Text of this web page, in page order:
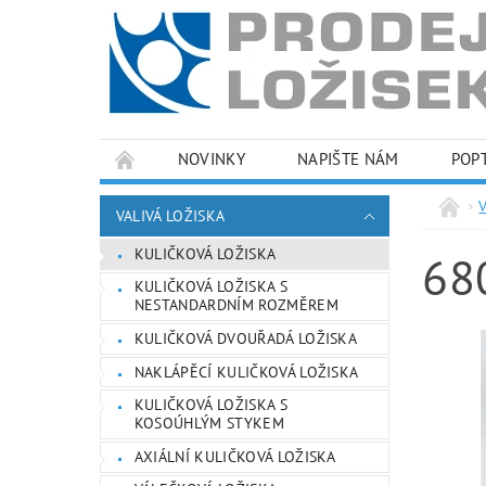
NOVINKY NAPIŠTE NÁM
PODMÍNKY OCHRANY OSOBNÍCH ÚDAJŮ
VALIVÁ LOŽISKA
KULIČKOVÁ LOŽISKA
KULIČKOVÁ LOŽISKA S
NESTANDARDNÍM ROZMĚREM
KULIČKOVÁ DVOUŘADÁ LOŽISKA
NAKLÁPĚCÍ KULIČKOVÁ LOŽISKA
KULIČKOVÁ LOŽISKA S
KOSOÚHLÝM STYKEM
AXIÁLNÍ KULIČKOVÁ LOŽISKA